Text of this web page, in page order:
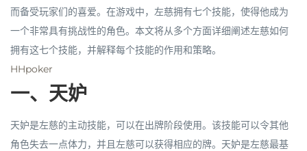
而备受玩家们的喜爱。在游戏中，左慈拥有七个技能，使得他成为
一个非常具有挑战性的角色。本文将从多个方面详细阐述左慈如何
拥有这七个技能，并解释每个技能的作用和策略。
HHpoker
一、天妒
天妒是左慈的主动技能，可以在出牌阶段使用。该技能可以令其他
角色失去一点体力，并且左慈可以获得相应的牌。天妒是左慈最基